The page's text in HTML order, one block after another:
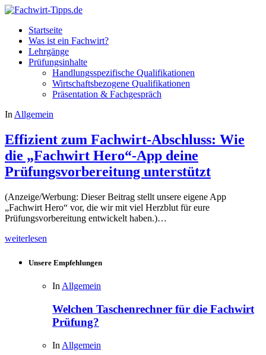
Startseite
Was ist ein Fachwirt?
Lehrgänge
Prüfungsinhalte
Handlungsspezifische Qualifikationen
Wirtschaftsbezogene Qualifikationen
Präsentation & Fachgespräch
In Allgemein
Effizient zum Fachwirt-Abschluss: Wie
die „Fachwirt Hero“-App deine
Prüfungsvorbereitung unterstützt
(Anzeige/Werbung: Dieser Beitrag stellt unsere eigene App
„Fachwirt Hero“ vor, die wir mit viel Herzblut für eure
Prüfungsvorbereitung entwickelt haben.)…
weiterlesen
Unsere Empfehlungen
In Allgemein
Welchen Taschenrechner für die Fachwirt
Prüfung?
In Allgemein